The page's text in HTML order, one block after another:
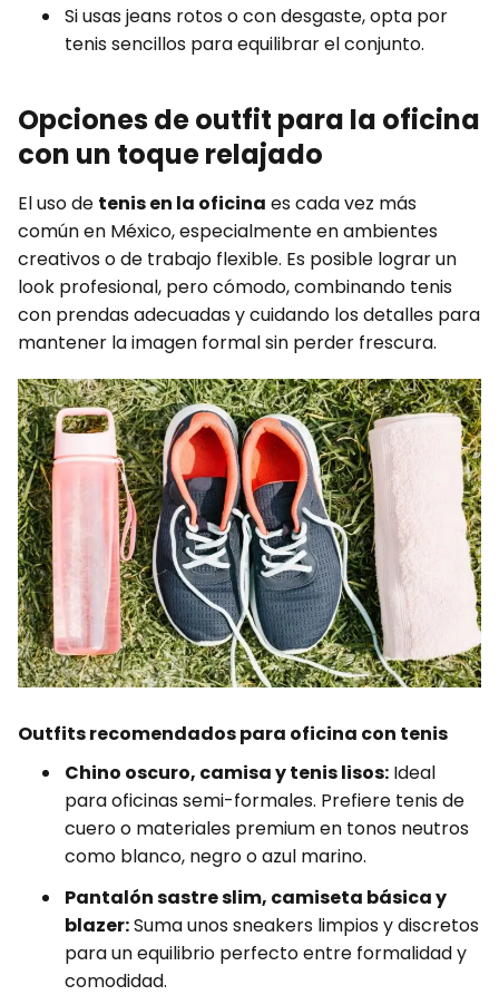
Si usas jeans rotos o con desgaste, opta por
tenis sencillos para equilibrar el conjunto.
Opciones de outfit para la oficina
con un toque relajado
El uso de tenis en la oficina es cada vez más
común en México, especialmente en ambientes
creativos o de trabajo flexible. Es posible lograr un
look profesional, pero cómodo, combinando tenis
con prendas adecuadas y cuidando los detalles para
mantener la imagen formal sin perder frescura.
Outfits recomendados para oficina con tenis
Chino oscuro, camisa y tenis lisos: Ideal
para oficinas semi-formales. Prefiere tenis de
cuero o materiales premium en tonos neutros
como blanco, negro o azul marino.
Pantalón sastre slim, camiseta básica y
blazer:Suma unos sneakers limpios y discretos
para un equilibrio perfecto entre formalidad y
comodidad.